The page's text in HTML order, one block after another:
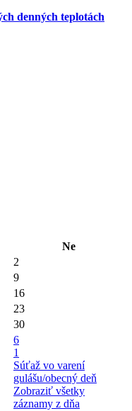
denných teplotách
Ne
2
9
16
23
30
6
1
Súťaž vo varení
gulášu/obecný deň
Zobraziť všetky
záznamy z dňa